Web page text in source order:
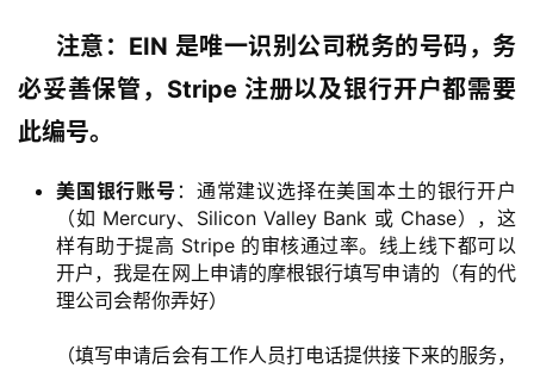
注意：EIN 是唯一识别公司税务的号码，务
必妥善保管，Stripe 注册以及银行开户都需要
此编号。
美国银行账号 ：通常建议选择在美国本土的银行开户
（如 Mercury、Silicon Valley Bank 或 Chase），这
样有助于提高 Stripe 的审核通过率。线上线下都可以
开户，我是在网上申请的摩根银行填写申请的（有的代
理公司会帮你弄好）
（填写申请后会有工作人员打电话提供接下来的服务，